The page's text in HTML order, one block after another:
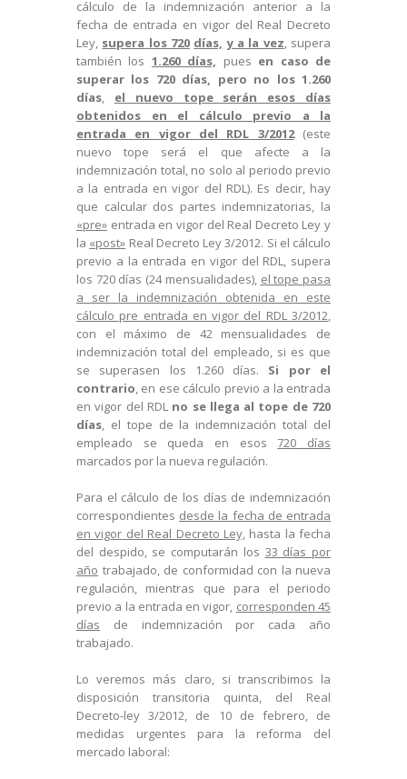
cálculo de la indemnización anterior a la
fecha de entrada en vigor del Real Decreto
Ley, supera los 720 días, y a la vez, supera
también los 1.260 días, pues en caso de
superar los 720 días, pero no los 1.260
días, el nuevo tope serán esos días
obtenidos en el cálculo previo a la
entrada en vigor del RDL 3/2012(este
nuevo tope será el que afecte a la
indemnización total, no solo al periodo previo
a la entrada en vigor del RDL). Es decir, hay
que calcular dos partes indemnizatorias, la
«pre» entrada en vigor del Real Decreto Ley y
la «post» Real Decreto Ley 3/2012. Si el cálculo
previo a la entrada en vigor del RDL, supera
los 720 días (24 mensualidades), el tope pasa
a ser la indemnización obtenida en este
cálculo pre entrada en vigor del RDL 3/2012,
con el máximo de 42 mensualidades de
indemnización total del empleado, si es que
se superasen los 1.260 días. Si por el
contrario, en ese cálculo previo a la entrada
en vigor del RDL no se llega al tope de 720
días, el tope de la indemnización total del
empleado se queda en esos 720 días
marcados por la nueva regulación.
Para el cálculo de los días de indemnización
correspondientes desde la fecha de entrada
en vigor del Real Decreto Ley,hasta la fecha
del despido, se computarán los 33 días por
año trabajado, de conformidad con la nueva
regulación, mientras que para el periodo
previo a la entrada en vigor, corresponden 45
días de indemnización por cada año
trabajado.
Lo veremos más claro, si transcribimos la
disposición transitoria quinta, del Real
Decreto-ley 3/2012, de 10 de febrero, de
medidas urgentes para la reforma del
mercado laboral: